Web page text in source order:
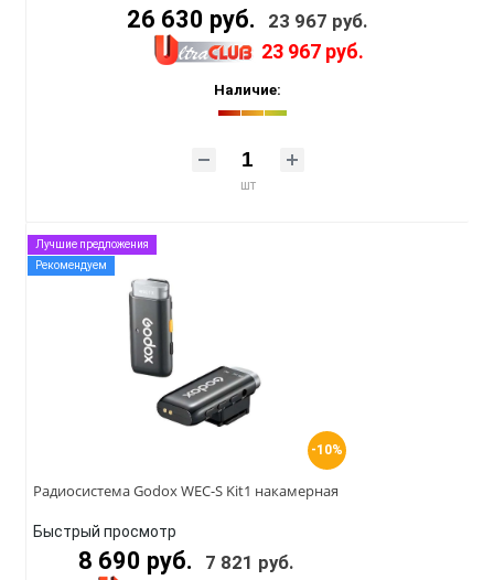
26 630 руб. 23 967 руб.
23 967 руб.
Наличие:
шт
-10%
Лучшие предложения
Рекомендуем
Радиосистема Godox WEC-S Kit1 накамерная
Быстрый просмотр
8 690 руб. 7 821 руб.